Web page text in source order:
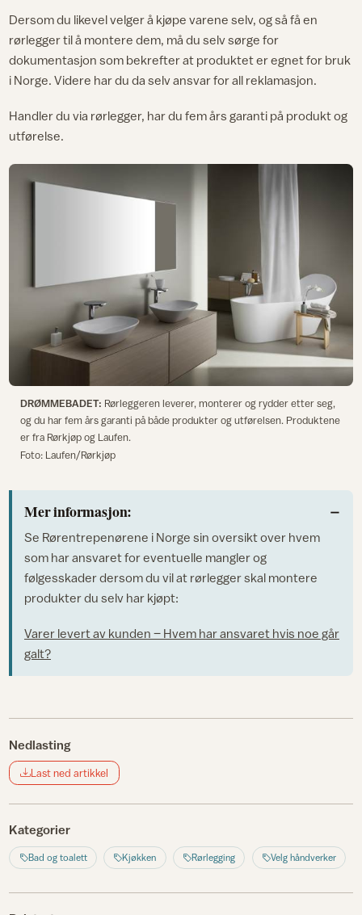
Dersom du likevel velger å kjøpe varene selv, og så få en
rørlegger til å montere dem, må du selv sørge for
dokumentasjon som bekrefter at produktet er egnet for bruk
i Norge. Videre har du da selv ansvar for all reklamasjon.
Handler du via rørlegger, har du fem års garanti på produkt og
utførelse.
DRØMMEBADET: Rørleggeren leverer, monterer og rydder etter seg,
og du har fem års garanti på både produkter og utførelsen. Produktene
er fra Rørkjøp og Laufen.
Foto: Laufen/Rørkjøp
Mer informasjon:
Se Rørentrepenørene i Norge sin oversikt over hvem
som har ansvaret for eventuelle mangler og
følgesskader dersom du vil at rørlegger skal montere
produkter du selv har kjøpt:
Varer levert av kunden – Hvem har ansvaret hvis noe går
galt?
Nedlasting
Last ned artikkel
Kategorier
Bad og toalett Kjøkken Rørlegging Velg håndverker